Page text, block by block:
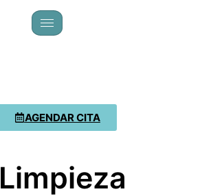
AGENDAR CITA
Limpieza